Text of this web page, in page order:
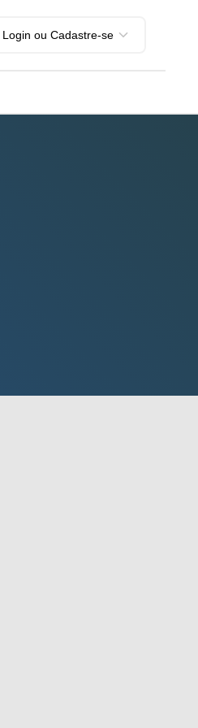
Login ou Cadastre-se